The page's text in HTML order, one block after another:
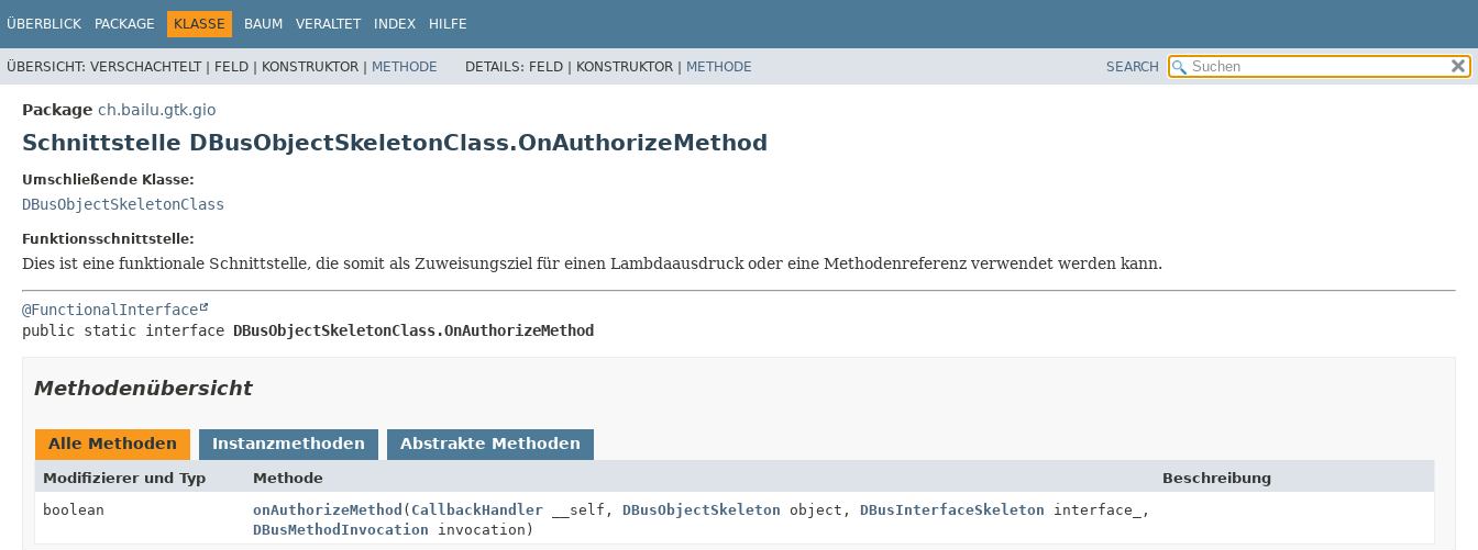
ÜBERBLICK PACKAGE KLASSE BAUM VERALTET INDEX HILFE
ÜBERSICHT: VERSCHACHTELT | FELD | KONSTRUKTOR | METHODE DETAILS: FELD | KONSTRUKTOR | METHODE SEARCH
Package ch.bailu.gtk.gio
Schnittstelle DBusObjectSkeletonClass.OnAuthorizeMethod
Umschließende Klasse:
DBusObjectSkeletonClass
Funktionsschnittstelle:
Dies ist eine funktionale Schnittstelle, die somit als Zuweisungsziel für einen Lambdaausdruck oder eine Methodenreferenz verwendet werden kann.
@FunctionalInterface
public static interface DBusObjectSkeletonClass.OnAuthorizeMethod
Methodenübersicht
Alle Methoden Instanzmethoden Abstrakte Methoden
Modifizierer und Typ Methode
Beschreibung
boolean
onAuthorizeMethod ( CallbackHandler__self, DBusObjectSkeleton object, DBusInterfaceSkeleton interface_,
DBusMethodInvocation invocation)